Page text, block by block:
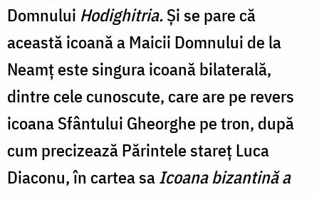
Domnului Hodighitria.Șise pare că
această icoană a Maicii Domnului de la
Neamț este singura icoană bilaterală,
dintre cele cunoscute, care are pe revers
icoana Sfântului Gheorghe pe tron, după
cum precizează Părintele stareț Luca
Diaconu, în cartea saIcoana bizantină a